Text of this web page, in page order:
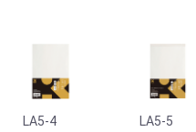
LA5-4
LA5-5